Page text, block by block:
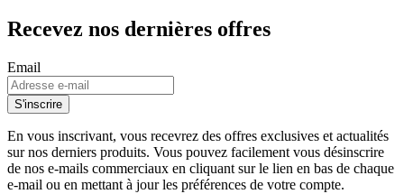
Recevez nos dernières offres
Email
S'inscrire
En vous inscrivant, vous recevrez des offres exclusives et actualités
sur nos derniers produits. Vous pouvez facilement vous désinscrire
de nos e-mails commerciaux en cliquant sur le lien en bas de chaque
e-mail ou en mettant à jour les préférences de votre compte.